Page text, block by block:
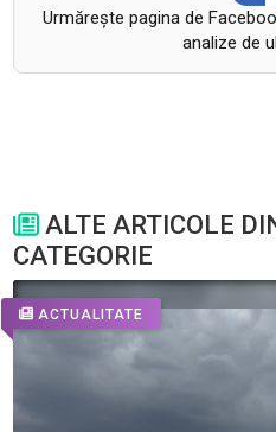
Urmăreşte pagina de
analize de
ALTE ARTICOLE
CATEGORIE
ACTUALITATE